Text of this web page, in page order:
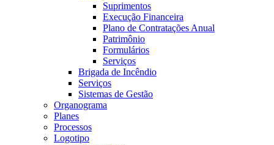
Suprimentos
Execução Financeira
Plano de Contratações Anual
Patrimônio
Formulários
Serviços
Brigada de Incêndio
Serviços
Sistemas de Gestão
Organograma
Planes
Processos
Logotipo